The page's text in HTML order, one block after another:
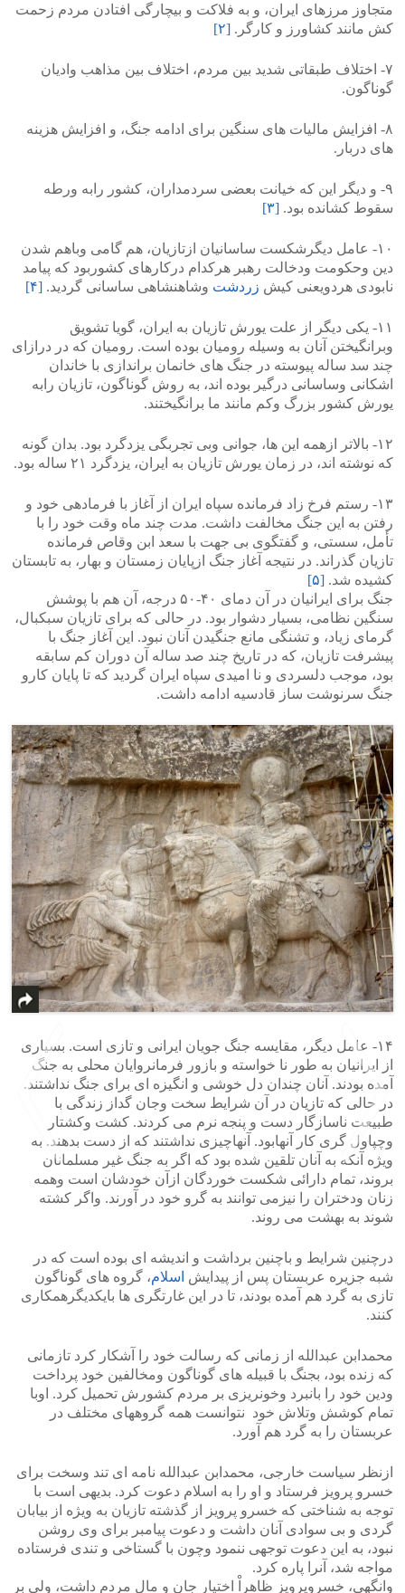
متجاوز مرزهای ایران، و به فلاکت و بیچارگی افتادن مردم زحمت
کش مانند کشاورز و کارگر. [۲]
۷- اختلاف طبقاتی شدید بین مردم، اختلاف بین مذاهب وادیان
گوناگون.
۸- افزایش مالیات های سنگین برای ادامه جنگ، و افزایش هزینه
های دربار.
۹- و دیگر این که خیانت بعضی سردمداران، کشور رابه ورطه
سقوط کشانده بود. [۳]
۱۰- عامل دیگرشکست ساسانیان ازتازیان، هم گامی وباهم شدن
دین وحکومت ودخالت رهبر هرکدام درکارهای کشوربود که پیامد
نابودی هردویعنی کیش زردشت وشاهنشاهی ساسانی گردید. [۴]
۱۱- یکی دیگر از علت یورش تازیان به ایران، گویا تشویق
وبرانگیختن آنان به وسیله رومیان بوده است. رومیان که در درازای
چند سد ساله پیوسته در جنگ های خانمان براندازی با خاندان
اشکانی وساسانی درگیر بوده اند، به روش گوناگون، تازیان رابه
یورش کشور بزرگ وکم مانند ما برانگیختند.
۱۲- بالاتر ازهمه این ها، جوانی وبی تجربگی یزدگرد بود. بدان گونه
که نوشته اند، در زمان یورش تازیان به ایران، یزدگرد ۲۱ ساله بود.
۱۳- رستم فرخ زاد فرمانده سپاه ایران از آغاز با فرمادهی خود و
رفتن به این جنگ مخالفت داشت. مدت چند ماه وقت خود را با
تأمل، سستی، و گفتگوی بی جهت با سعد ابن وقاص فرمانده
تازیان گذراند. در نتیجه آغاز جنگ ازپایان زمستان و بهار، به تابستان
کشیده شد. [۵]
جنگ برای ایرانیان در آن دمای ۴۰-۵۰ درجه، آن هم با پوشش
سنگین نظامی، بسیار دشوار بود. در حالی که برای تازیان سبکبال،
گرمای زیاد، و تشنگی مانع جنگیدن آنان نبود. این آغاز جنگ با
پیشرفت تازیان، که در تاریخ چند صد ساله آن دوران کم سابقه
بود، موجب دلسردی و نا امیدی سپاه ایران گردید که تا پایان کارو
جنگ سرنوشت ساز قادسیه ادامه داشت.
۱۴- عامل دیگر، مقایسه جنگ جویان ایرانی و تازی است. بسیاری
از ایرانیان به طور نا خواسته و بازور فرمانروایان محلی به جنگ
آمده بودند. آنان چندان دل خوشی و انگیزه ای برای جنگ نداشتند.
در حالی که تازیان در آن شرایط سخت وجان گداز زندگی با
طبیعت ناسازگار دست و پنجه نرم می کردند. کشت وکشتار
وچپاول گری کار آنهابود. آنهاچیزی نداشتند که از دست بدهند. به
ویژه آنکه به آنان تلقین شده بود که اگر به جنگ غیر مسلمانان
بروند، تمام دارائی شکست خوردگان ازآن خودشان است وهمه
زنان ودختران را نیزمی توانند به گرو خود در آورند. واگر کشته
شوند به بهشت می روند.
درچنین شرایط و باچنین برداشت و اندیشه ای بوده است که در
شبه جزیره عربستان پس از پیدایش اسلام، گروه های گوناگون
تازی به گرد هم آمده بودند، تا در این غارتگری ها بایکدیگرهمکاری
کنند.
محمدابن عبدالله از زمانی که رسالت خود را آشکار کرد تازمانی
که زنده بود، بجنگ با قبیله های گوناگون ومخالفین خود پرداخت
ودین خود را بانبرد وخونریزی بر مردم کشورش تحمیل کرد. اوبا
تمام کوشش وتلاش خود نتوانست همه گروههای مختلف در
عربستان را به گرد هم آورد.
ازنظر سیاست خارجی، محمدابن عبدالله نامه ای تند وسخت برای
خسرو پرویز فرستاد و او را به اسلام دعوت کرد. بدیهی است با
توجه به شناختی که خسرو پرویز از گذشته تازیان به ویژه از بیابان
گردی و بی سوادی آنان داشت و دعوت پیامبر برای وی روشن
نبود، به این دعوت توجهی ننمود وچون با گستاخی و تندی فرستاده
مواجه شد، آنرا پاره کرد.
وانگهی، خسروپرویز ظاهراْ اختیار جان و مال مردم داشت، ولی بر
<
>